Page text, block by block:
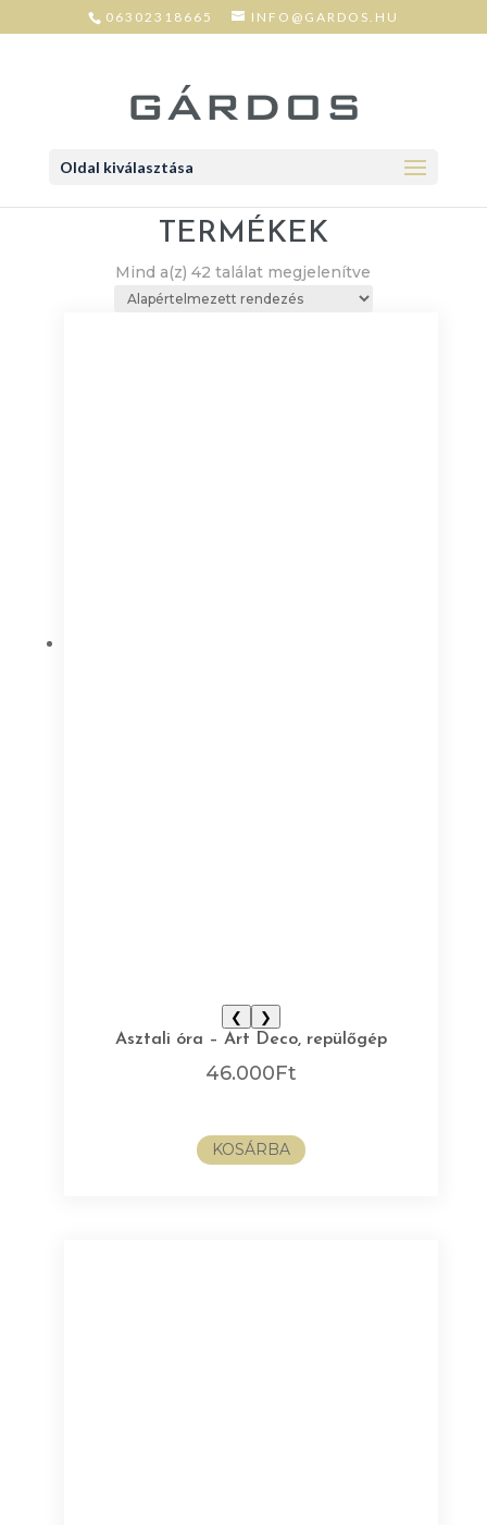
06302318665 INFO@GARDOS.HU
Oldal kiválasztása
TERMÉKEK
Mind a(z) 42 találat megjelenítve
❮
❯
Asztali óra – Art Deco, repülőgép
46.000Ft
KOSÁRBA